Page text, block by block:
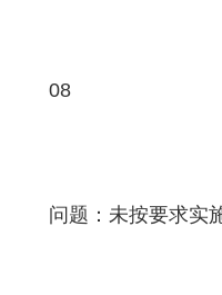
08
问题：未按要求实